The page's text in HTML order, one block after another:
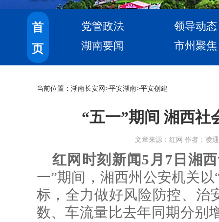
首
页
党管政法
领导动态
湖南要闻
市州聚焦
当前位置： 湖南长安网 >平安湖南>平安创建
“五一”期间 湘西社
文章来源：红网 作者：凌
红网时刻新闻5月7日湘
一”期间，湘西州公安机关
标，全力做好风险防控、治
数、车流量比去年同期分别